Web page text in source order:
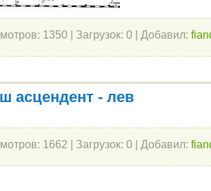
1350 Загрузок: 0 Добавил:
асцендент - лев
1662 Загрузок: 0 Добавил: